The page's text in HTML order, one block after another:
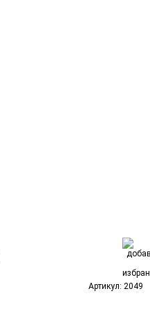
Артикул: 2049